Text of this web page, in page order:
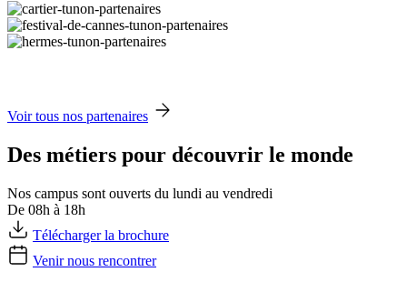
Voir tous nos partenaires
Des métiers pour découvrir le monde
Nos campus sont ouverts du lundi au vendredi
De 08h à 18h
Télécharger la brochure
Venir nous rencontrer